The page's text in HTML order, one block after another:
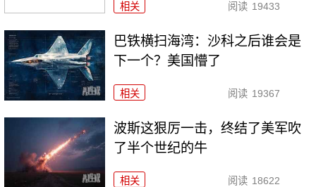
相关 阅读 19433
巴铁横扫海湾：沙科之后谁会是
下一个？美国懵了
相关 阅读 19367
波斯这狠厉一击，终结了美军吹
了半个世纪的牛
相关 阅读 18622